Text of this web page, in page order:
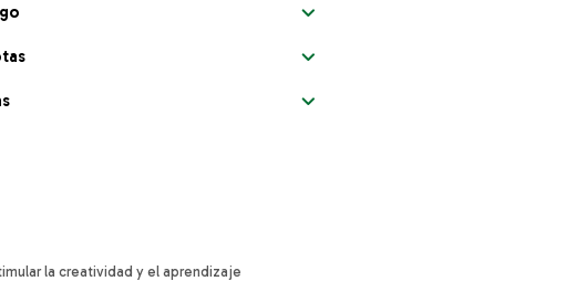
la creatividad y el aprendizaje